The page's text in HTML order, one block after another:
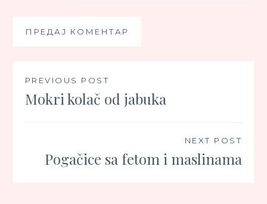
Кретање
чланка
PREVIOUS POST
Mokri kolač od jabuka
NEXT POST
Pogačice sa fetom i maslinama